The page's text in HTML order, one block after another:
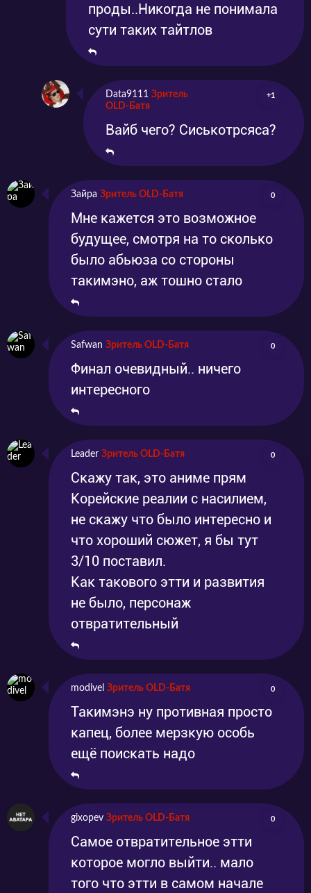
проды..Никогда не понимала
сути таких тайтлов
Data9111 Зритель
OLD-Батя
+1
Вайб чего? Сиськотрсяса?
Зайра Зритель OLD-Батя 0
Мне кажется это возможное
будущее, смотря на то сколько
было абьюза со стороны
такимэно, аж тошно стало
Safwan Зритель OLD-Батя 0
Финал очевидный.. ничего
интересного
Leader Зритель OLD-Батя 0
Скажу так, это аниме прям
Корейские реалии с насилием,
не скажу что было интересно и
что хороший сюжет, я бы тут
3/10 поставил.
Как такового этти и развития
не было, персонаж
отвратительный
modivel Зритель OLD-Батя 0
Такимэнэ ну противная просто
капец, более мерзкую особь
ещё поискать надо
gixopev Зритель OLD-Батя 0
Самое отвратительное этти
которое могло выйти.. мало
того что этти в самом начале